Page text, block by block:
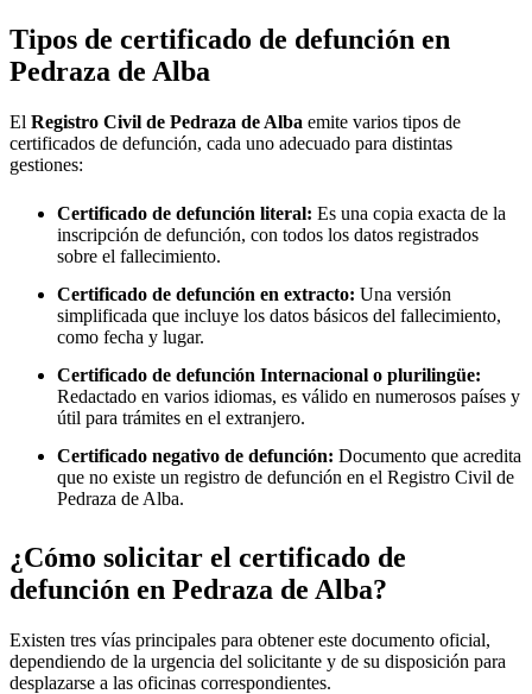
Tipos de certificado de defunción en
Pedraza de Alba
El Registro Civil de Pedraza de Alba emite varios tipos de
certificados de defunción, cada uno adecuado para distintas
gestiones:
Certificado de defunción literal: Es una copia exacta de la
inscripción de defunción, con todos los datos registrados
sobre el fallecimiento.
Certificado de defunción en extracto: Una versión
simplificada que incluye los datos básicos del fallecimiento,
como fecha y lugar.
Certificado de defunción Internacional o plurilingüe:
Redactado en varios idiomas, es válido en numerosos países y
útil para trámites en el extranjero.
Certificado negativo de defunción: Documento que acredita
que no existe un registro de defunción en el Registro Civil de
Pedraza de Alba.
¿Cómo solicitar el certificado de
defunción en Pedraza de Alba?
Existen tres vías principales para obtener este documento oficial,
dependiendo de la urgencia del solicitante y de su disposición para
desplazarse a las oficinas correspondientes.